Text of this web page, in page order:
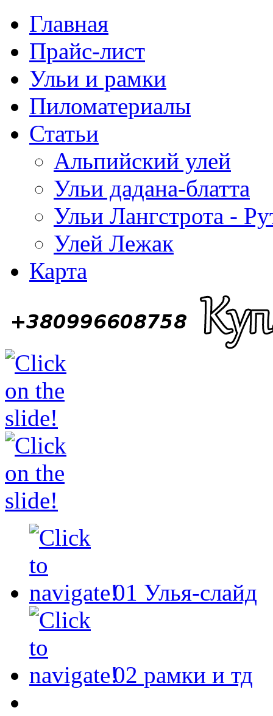
Главная
Прайс-лист
Ульи и рамки
Пиломатериалы
Статьи
Альпийский улей
Ульи дадана-блатта
Ульи Лангстрота -
Улей Лежак
Карта
01 Улья-слайд
02 рамки и тд